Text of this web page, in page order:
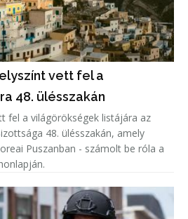
vett fel a
48. ülésszakán
fel a világörökségek listájára az
48. ülésszakán, amely
Puszanban - számolt be róla a